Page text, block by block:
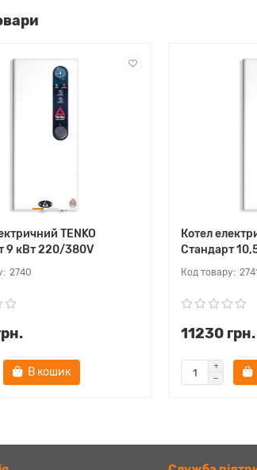
TENKO
9 кВт 220/380V
2740
В кошик
Котел
Стандарт
2741
11230 грн.